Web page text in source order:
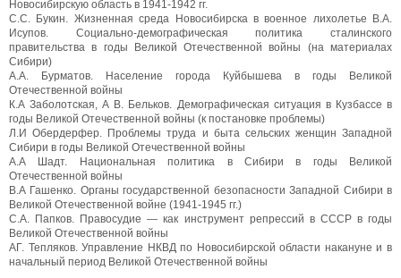
Новосибирскую область в 1941-1942 гг.
С.С. Букин. Жизненная среда Новосибирска в военное лихолетье В.А.
Исупов. Социально-демографическая политика сталинского
правительства в годы Великой Отечественной войны (на материалах
Сибири)
А.А. Бурматов. Население города Куйбышева в годы Великой
Отечественной войны
К.А Заболотская, А В. Бельков. Демографическая ситуация в Кузбассе в
годы Великой Отечественной войны (к постановке проблемы)
Л.И Обердерфер. Проблемы труда и быта сельских женщин Западной
Сибири в годы Великой Отечественной войны
A.А Шадт. Национальная политика в Сибири в годы Великой
Отечественной войны
B.А Гашенко. Органы государственной безопасности Западной Сибири в
Великой Отечественной войне (1941-1945 гг.)
C.А. Папков. Правосудие — как инструмент репрессий в СССР в годы
Великой Отечественной войны
АГ. Тепляков. Управление НКВД по Новосибирской области накануне и в
начальный период Великой Отечественной войны